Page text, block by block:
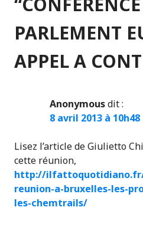
PARLEMENT
APPEL A
Anonymousdit :
8 avril 2013 à 10h48
Lisez l’article de Giulietto
cette réunion,
http://
reunion-a-bruxelles-les-
les-chemtrails/